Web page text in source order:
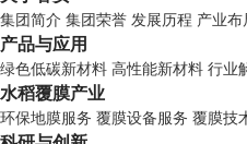
集团简介 集团荣誉 发展历程 产业布
产品与应用
绿色低碳新材料 高性能新材料 行业
水稻覆膜产业
环保地膜服务 覆膜设备服务 覆膜技